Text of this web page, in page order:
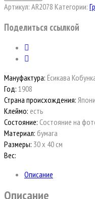
Артикул: AR2078 Категории:
Поделиться ссылкой
Мануфактура: Ёсикава
Год: 1908
Страна происхождения:
Клеймо: есть
Состояние: Состояние на
Материал: бумага
Размеры: 30 х 40 см
Вес:
Описание
Описание